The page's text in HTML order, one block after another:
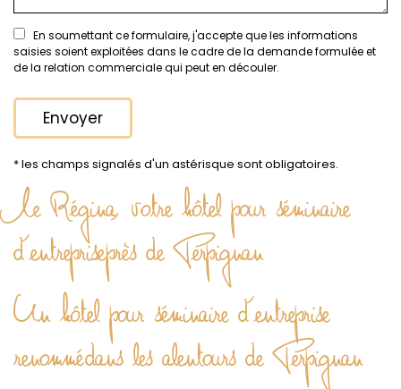
En soumettant ce formulaire, j'accepte que les informations
saisies soient exploitées dans le cadre de la demande formulée et
de la relation commerciale qui peut en découler.
* les champs signalés d'un astérisque sont obligatoires.
Le Régina, votre hôtel pour séminaire
d'entreprise près de Perpignan
Un hôtel pour séminaire d'entreprise
renommé dans les alentours de Perpignan